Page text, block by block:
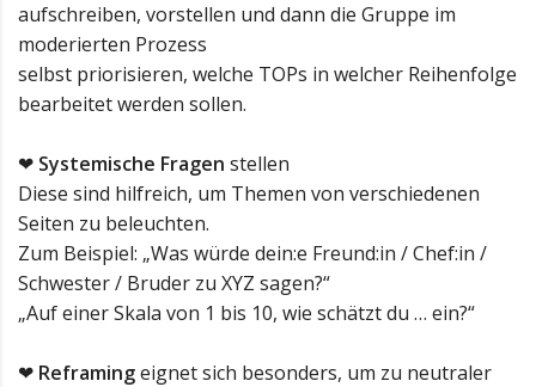
aufschreiben, vorstellen und dann die Gruppe im
moderierten Prozess
selbst priorisieren, welche TOPs in welcher Reihenfolge
bearbeitet werden sollen.
❤ Systemische Fragen stellen
Diese sind hilfreich, um Themen von verschiedenen
Seiten zu beleuchten.
Zum Beispiel: „Was würde dein:e Freund:in / Chef:in /
Schwester / Bruder zu XYZ sagen?“
„Auf einer Skala von 1 bis 10, wie schätzt du … ein?“
❤ Reframingeignet sich besonders, um zu neutraler